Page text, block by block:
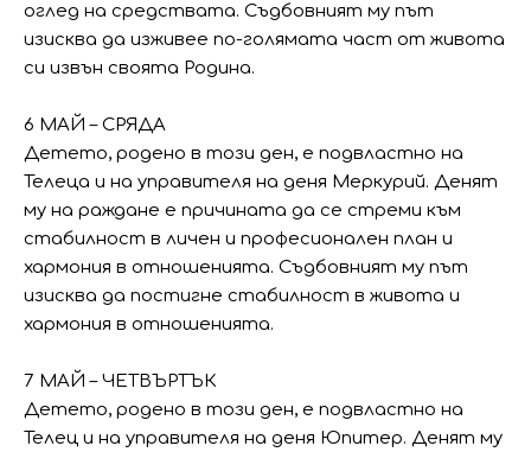
оглед на средствата. Съдбовният му път
изисква да изживее по-голямата част от живота
си извън своята Родина.
6 МАЙ – СРЯДА
Детето, родено в този ден, е подвластно на
Телеца и на управителя на деня Меркурий. Денят
му на раждане е причината да се стреми към
стабилност в личен и професионален план и
хармония в отношенията. Съдбовният му път
изисква да постигне стабилност в живота и
хармония в отношенията.
7 МАЙ – ЧЕТВЪРТЪК
Детето, родено в този ден, е подвластно на
Телец и на управителя на деня Юпитер. Денят му